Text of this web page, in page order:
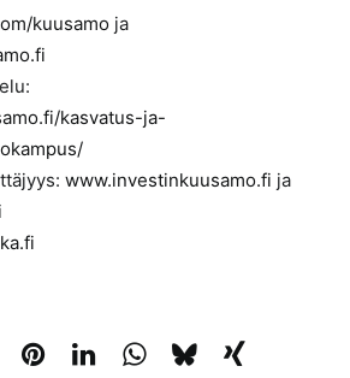
kuusamo ja
kasvatus-ja-
www.investinkuusamo.fi ja